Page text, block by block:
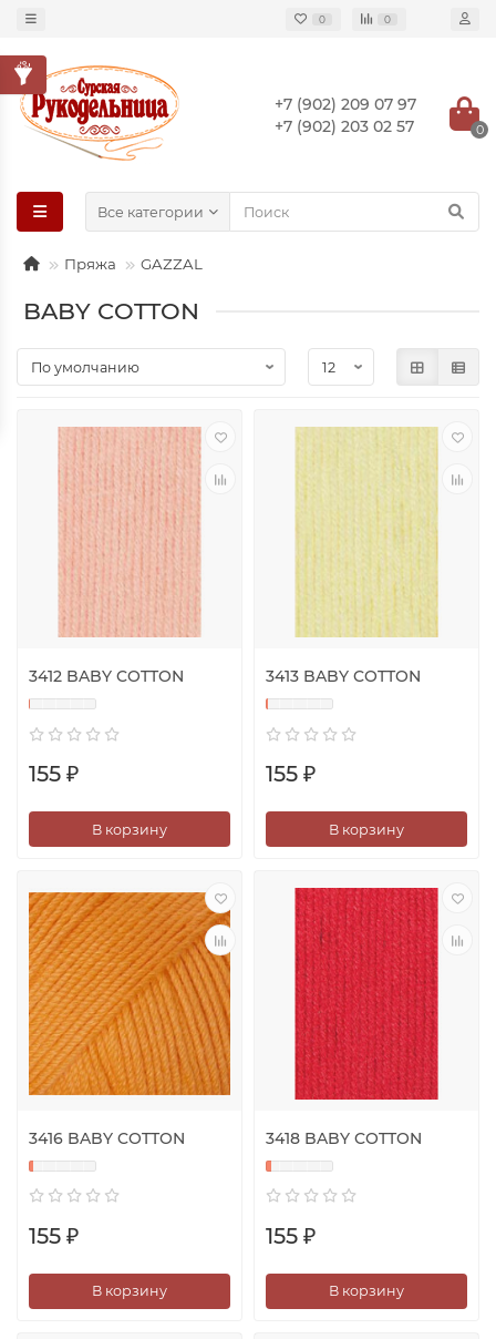
0 0
+7 (902) 209 07 97
+7 (902) 203 02 57
0
Все категории
Пряжа GAZZAL
BABY COTTON
3412 BABY COTTON
155 ₽
В корзину
3413 BABY COTTON
155 ₽
В корзину
3416 BABY COTTON
155 ₽
В корзину
3418 BABY COTTON
155 ₽
В корзину